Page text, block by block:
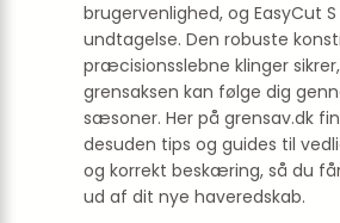
brugervenlighed, og EasyCut
undtagelse. Den robuste
præcisionsslebne klinger
grensaksen kan følge dig
sæsoner. Her på grensav.dk
desuden tips og guides til
og korrekt beskæring, så du
ud af dit nye haveredskab.